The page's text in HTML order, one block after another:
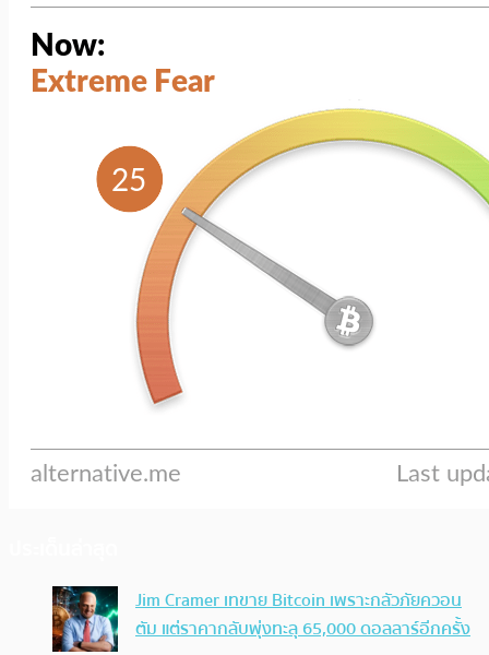
Jim Cramer เทขาย Bitcoin เพราะกลัวภัยควอน
ตัม แต่ราคากลับพุ่งทะลุ 65,000 ดอลลาร์อีกครั้ง